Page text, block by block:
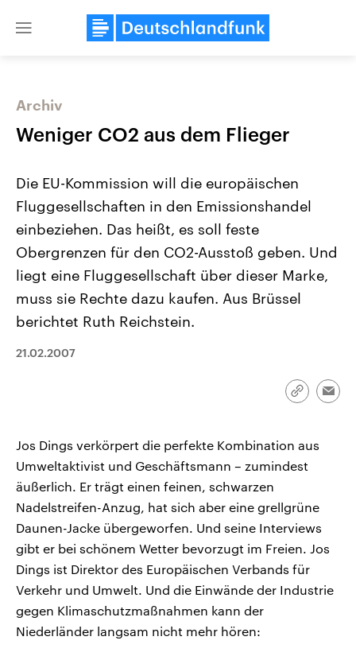
Close
Landtagswahl Sachsen-Anhalt
Alle Informationen
Sachsen-Anhalt wählt am 6.
September 2026 einen neuen
Bundesland von einer Koalition aus
USA
Aktuelle Beiträge,
Hintergründe
Audio-Archiv
Archiv
Weniger CO2 aus dem Flieger
Die EU-Kommission will die europäischen
Fluggesellschaften in den Emissionshandel
einbeziehen. Das heißt, es soll feste
Obergrenzen für den CO2-Ausstoß geben. Und
liegt eine Fluggesellschaft über dieser Marke,
muss sie Rechte dazu kaufen. Aus Brüssel
berichtet Ruth Reichstein.
21.02.2007
Link
Jos Dings verkörpert die perfekte Kombination aus
Umweltaktivist und Geschäftsmann – zumindest
äußerlich. Er trägt einen feinen, schwarzen
Nadelstreifen-Anzug, hat sich aber eine grellgrüne
Daunen-Jacke übergeworfen. Und seine Interviews
gibt er bei schönem Wetter bevorzugt im Freien. Jos
Dings ist Direktor des Europäischen Verbands für
Verkehr und Umwelt. Und die Einwände der Industrie
gegen Klimaschutzmaßnahmen kann der
Niederländer langsam nicht mehr hören: